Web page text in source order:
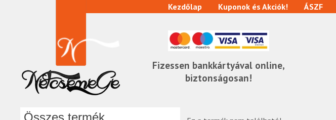
Fizessen bankkártyával online,
biztonságosan!
Kezdőlap Kuponok és Akciók! ÁSZF
Összes termék